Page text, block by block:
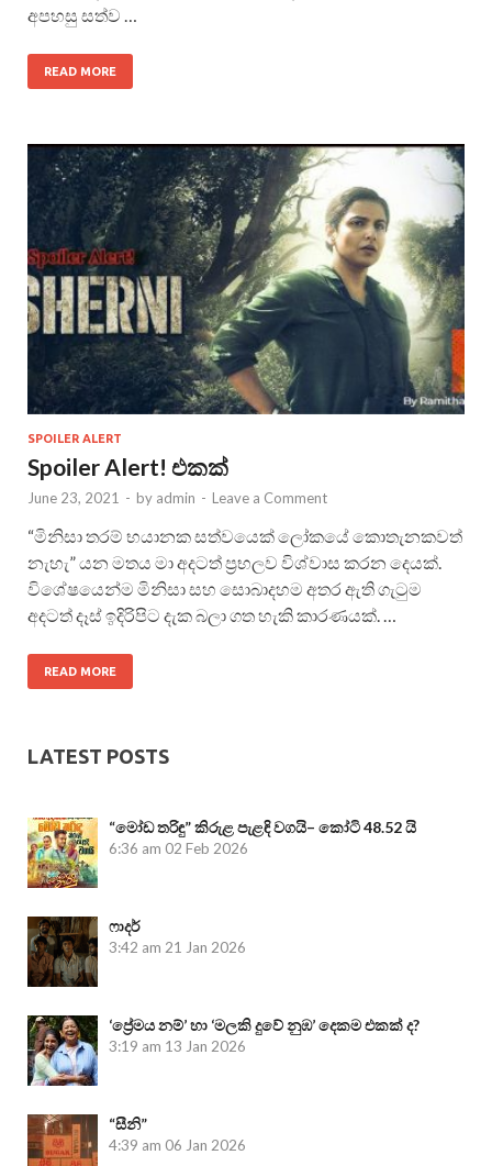
අපහසු සත්ව …
READ MORE
SPOILER ALERT
Spoiler Alert! එකක්
June 23, 2021 - by admin - Leave a Comment
“මිනිසා තරම් භයානක සත්වයෙක් ලෝකයේ කොතැනකවත්
නැහැ” යන මතය මා අදටත් ප්‍රභලව විශ්වාස කරන දෙයක්.
විශේෂයෙන්ම මිනිසා සහ සොබාදහම අතර ඇති ගැටුම
අදටත් දෑස් ඉදිරිපිට දැක බලා ගත හැකි කාරණයක්. …
READ MORE
LATEST POSTS
“මෝඩ තරිඳු” කිරුළ පැළඳි වගයි– කෝටි 48.52 යි
6:36 am 02 Feb 2026
ෆාදර්
3:42 am 21 Jan 2026
‘ප්‍රේමය නම්’ හා ‘මලකි දුවේ නුඹ’ දෙකම එකක් ද?
3:19 am 13 Jan 2026
“සීනි”
4:39 am 06 Jan 2026